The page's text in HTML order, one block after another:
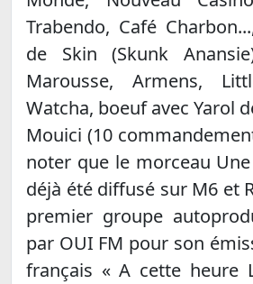
Trabendo, Café
de Skin (Skunk
Marousse, Armens,
Watcha, boeuf avec Yarol
Mouici (10
noter que le morceau
déjà été diffusé sur M6 et
premier groupe
par OUI FM pour son
français « A cette heure